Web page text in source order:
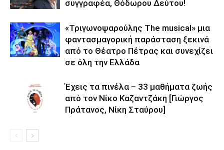
συγγραφέα, Θόδωρου Δεύτου!
«Τριγωνοψαρούλης The musical» μια
φαντασμαγορική παράσταση ξεκινά
από το Θέατρο Πέτρας και συνεχίζει
σε όλη την Ελλάδα
Έχεις τα πινέλα – 33 μαθήματα ζωής
από τον Νίκο Καζαντζάκη [Γιώργος
Πράτανος, Νίκη Σταύρου]